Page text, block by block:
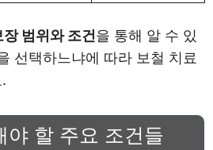
범위와 조건을 통해 알 수 있
선택하느냐에 따라 보철 치료
야 할 주요 조건들